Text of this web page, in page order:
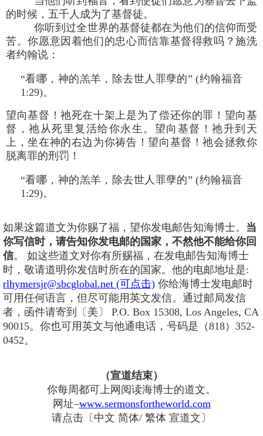
的时候，五千人成为了基督徒。
你听到过全世界的基督徒都在为他们的信仰而受
苦。你愿意因着他们的忠心而信靠基督得救吗？施洗
者约翰说：
“看哪，神的羔羊，除去世人罪孽的” (约翰福音
1:29)。
望向基督！祂死在十架上是为了偿还你的罪！望向基
督，祂从死里复活给你永生。望向基督！祂升到天
上，坐在神的右边为你祷告！望向基督！祂会拯救你
脱离罪的刑罚！
“看哪，神的羔羊，除去世人罪孽的” (约翰福音
1:29)。
如果这篇道文为你赐了福，望你发电邮告知海博士。 当
你写信时，请告知你发电邮的国家，不然他不能给你回
信。 如这些道文对你有所赐福，在发电邮告知海博士
时，敬请道明你发信时所在的国家。他的电邮地址是:
rlhymersjr@sbcglobal.net (可点击) 你给海博士发电邮时
可用任何语言，但尽可能用英文发信。通过邮局发信
者，函件请寄到〔美〕 P.O. Box 15308, Los Angeles, CA
90015。你也可用英文与他通电话，号码是（818）352-
0452。
（宣道结束）
你每周都可上网阅读海博士的道文。
网址–www.sermonsfortheworld.com
请点击〔中文 简体/ 繁体 宣道文〕